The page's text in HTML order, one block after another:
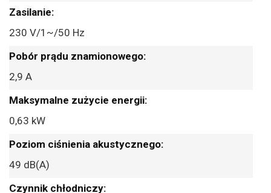
230 V/1~/50 Hz
2,9 A
0,63 kW
49 dB(A)